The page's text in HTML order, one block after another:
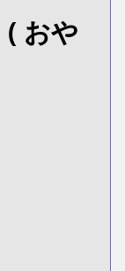
( おや